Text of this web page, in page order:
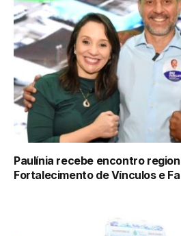
Paulínia recebe encontro
Fortalecimento de Vínculos e